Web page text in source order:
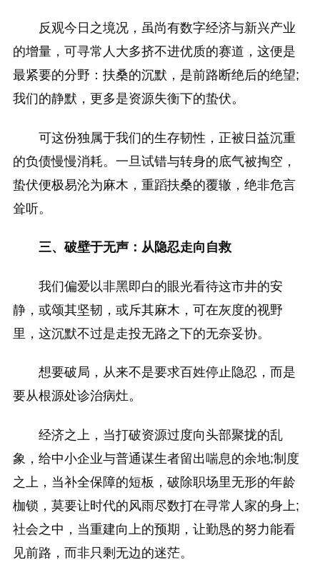
反观今日之境况，虽尚有数字经济与新兴产业
的增量，可寻常人大多挤不进优质的赛道，这便是
最紧要的分野：扶桑的沉默，是前路断绝后的绝望;
我们的静默，更多是资源失衡下的蛰伏。
可这份独属于我们的生存韧性，正被日益沉重
的负债慢慢消耗。一旦试错与转身的底气被掏空，
蛰伏便极易沦为麻木，重蹈扶桑的覆辙，绝非危言
耸听。
三、破壁于无声：从隐忍走向自救
我们偏爱以非黑即白的眼光看待这市井的安
静，或颂其坚韧，或斥其麻木，可在灰度的视野
里，这沉默不过是走投无路之下的无奈妥协。
想要破局，从来不是要求百姓停止隐忍，而是
要从根源处诊治病灶。
经济之上，当打破资源过度向头部聚拢的乱
象，给中小企业与普通谋生者留出喘息的余地;制度
之上，当补全保障的短板，破除职场里无形的年龄
枷锁，莫要让时代的风雨尽数打在寻常人家的身上;
社会之中，当重建向上的预期，让勤恳的努力能看
见前路，而非只剩无边的迷茫。